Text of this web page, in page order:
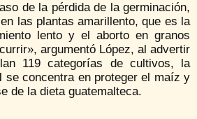
de la pérdida de la germinación,
las plantas amarillento, que es la
lento y el aborto en granos
argumentó López, al advertir
119 categorías de cultivos, la
se concentra en proteger el maíz y
de la dieta guatemalteca.